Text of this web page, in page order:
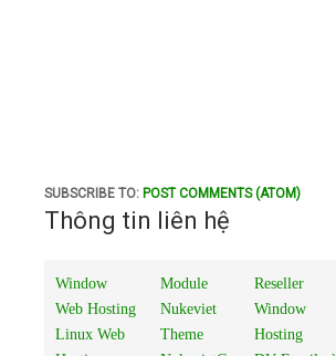
SUBSCRIBE TO: POST COMMENTS (ATOM)
Thông tin liên hệ
Window
Web Hosting
Linux Web
Module
Nukeviet
Theme
Reseller
Window
Hosting